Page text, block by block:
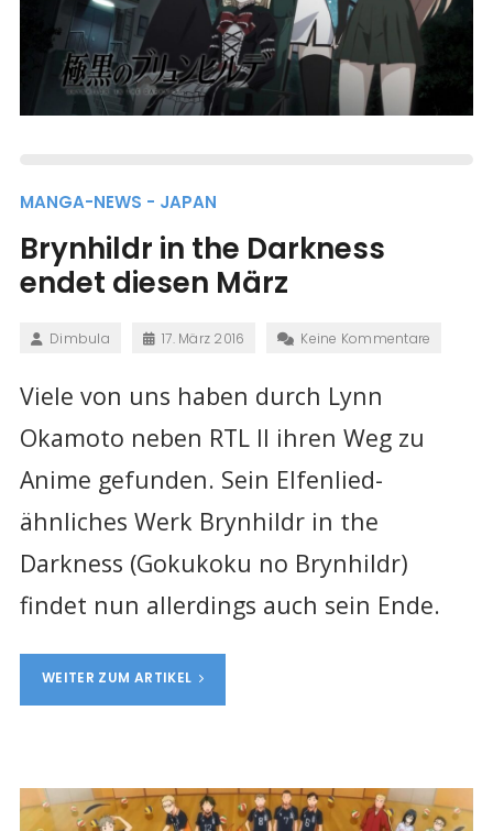
MANGA-NEWS - JAPAN
Brynhildr in the Darkness
endet diesen März
Dimbula 17. März 2016 Keine Kommentare
Viele von uns haben durch Lynn
Okamoto neben RTL II ihren Weg zu
Anime gefunden. Sein Elfenlied-
ähnliches Werk Brynhildr in the
Darkness (Gokukoku no Brynhildr)
findet nun allerdings auch sein Ende.
WEITER ZUM ARTIKEL